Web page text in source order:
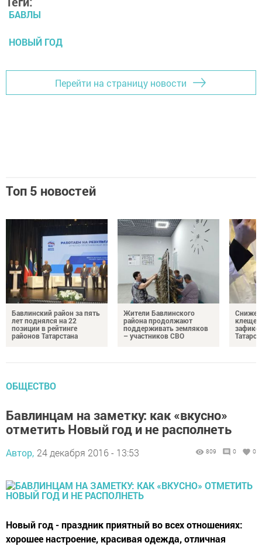
БАВЛЫ
НОВЫЙ ГОД
Перейти на страницу новости
Топ 5 новостей
Бавлинский район за пять
лет поднялся на 22
позиции в рейтинге
районов Татарстана
Жители Бавлинского
района продолжают
поддерживать земляков
– участников СВО
клещей
ОБЩЕСТВО
Бавлинцам на заметку: как «вкусно»
отметить Новый год и не располнеть
Автор, 24 декабря 2016 - 13:53 809 0 0
Новый год - праздник приятный во всех отношениях:
хорошее настроение, красивая одежда, отличная